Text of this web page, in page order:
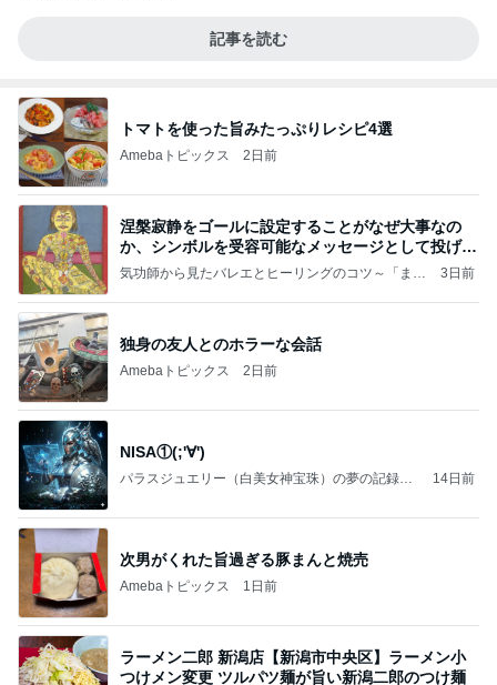
記事を読む
トマトを使った旨みたっぷりレシピ4選
Amebaトピックス 2日前
涅槃寂静をゴールに設定することがなぜ大事なの
か、シンボルを受容可能なメッセージとして投げる
ことが
気功師から見たバレエとヒーリングのコツ～「まと
3日前
独身の友人とのホラーな会話
Amebaトピックス 2日前
NISA①(;'∀')
パラスジュエリー（白美女神宝珠）の夢の記録
14日前
次男がくれた旨過ぎる豚まんと焼売
Amebaトピックス 1日前
ラーメン二郎 新潟店【新潟市中央区】ラーメン小
つけメン変更 ツルパツ麺が旨い新潟二郎のつけ麺